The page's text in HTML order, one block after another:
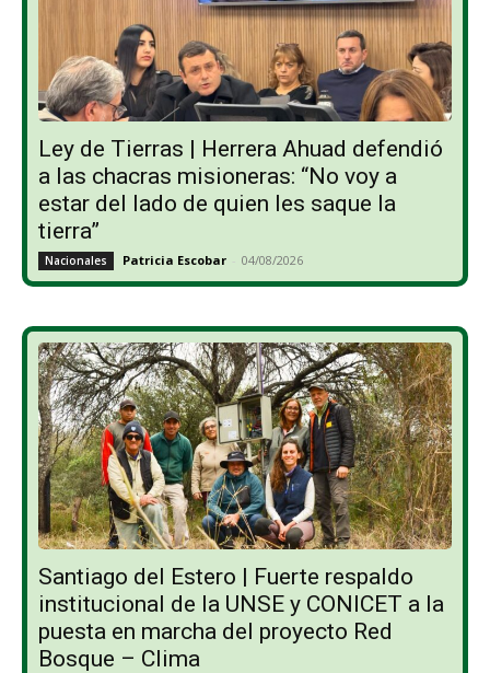
Ley de Tierras | Herrera Ahuad defendió
a las chacras misioneras: “No voy a
estar del lado de quien les saque la
tierra”
Nacionales Patricia Escobar - 04/08/2026
Santiago del Estero | Fuerte respaldo
institucional de la UNSE y CONICET a la
puesta en marcha del proyecto Red
Bosque – Clima